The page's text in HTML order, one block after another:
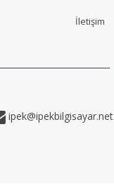
İletişim
ipek@ipekbilgisayar.net